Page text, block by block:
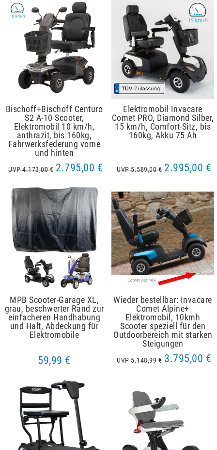
Bischoff+Bischoff Centuro
S2 A-10 Scooter,
Elektromobil 10 km/h,
anthrazit, bis 160kg,
Fahrwerksfederung vorne
und hinten
UVP 4.173,00 € 2.795,00 €
Elektromobil Invacare
Comet PRO, Diamond Silber,
15 km/h, Comfort-Sitz, bis
160kg, Akku 75 Ah
UVP 5.589,00 € 2.995,00 €
MPB Scooter-Garage XL,
grau, beschwerter Rand zur
einfacheren Handhabung
und Halt, Abdeckung für
Elektromobile
59,99 €
Wieder bestellbar: Invacare
Comet Alpine+
Elektromobil, 10kmh
Scooter speziell für den
Outdoorbereich mit starken
Steigungen
UVP 5.148,99 € 3.795,00 €